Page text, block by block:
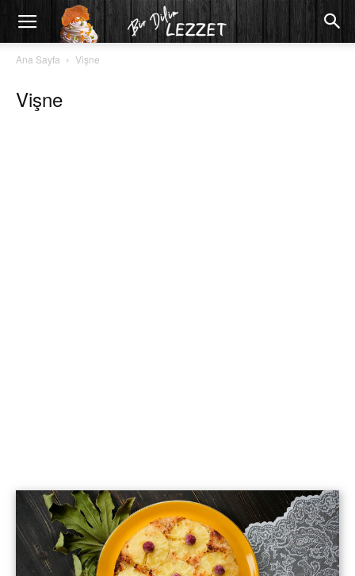
Ana Sayfa Vişne
Vişne